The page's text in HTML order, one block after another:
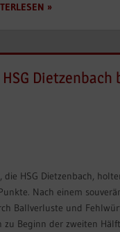
Dietzenbach
HSG Dietzenbach,
Nach einem
Ballverluste und
Beginn der zweiten